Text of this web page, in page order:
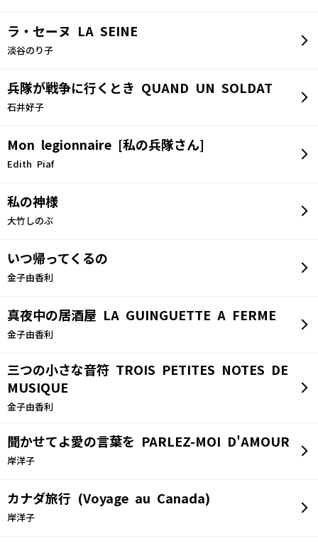
ラ・セーヌ LA SEINE
淡谷のり子
兵隊が戦争に行くとき QUAND UN SOLDAT
石井好子
Mon legionnaire [私の兵隊さん]
Edith Piaf
私の神様
大竹しのぶ
いつ帰ってくるの
金子由香利
真夜中の居酒屋 LA GUINGUETTE A FERME
金子由香利
三つの小さな音符 TROIS PETITES NOTES DE
MUSIQUE
金子由香利
聞かせてよ愛の言葉を PARLEZ-MOI D'AMOUR
岸洋子
カナダ旅行 (Voyage au Canada)
岸洋子